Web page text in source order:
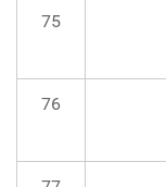
75
76